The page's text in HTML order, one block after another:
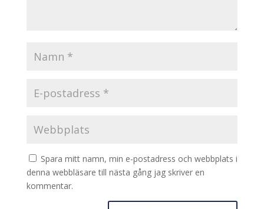
Spara mitt namn, min e-postadress och webbplats i
denna webbläsare till nästa gång jag skriver en
kommentar.